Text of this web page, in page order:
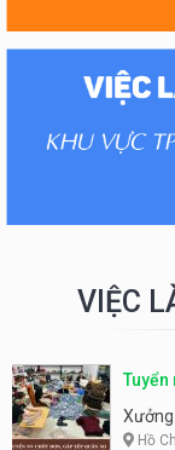
VIỆC
Tuyển
Hồ